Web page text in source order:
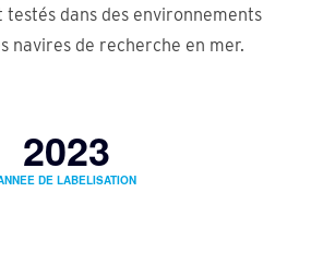
testés dans des environnements
navires de recherche en mer.
2023
DE LABELISATION